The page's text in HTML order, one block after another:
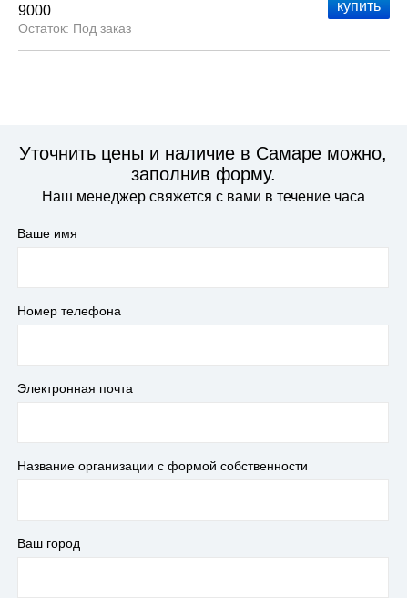
9000
Под заказ
Уточнить цены и наличие в Самаре можно,
заполнив форму.
Наш менеджер свяжется с вами в течение часа
Ваше имя
Номер телефона
Электронная почта
Название организации с формой собственности
Ваш город